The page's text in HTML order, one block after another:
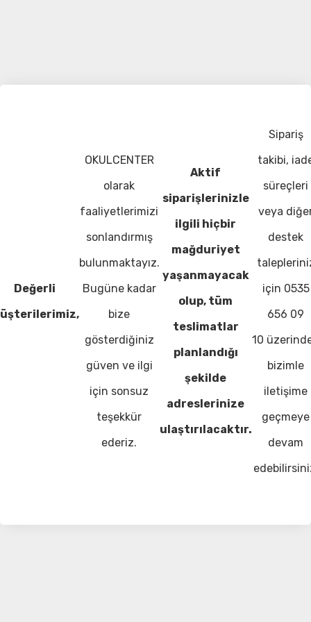
Değerli
OKULCENTER
olarak
faaliyetlerimizi
sonlandırmış
bulunmaktayız.
Bugüne kadar
bize
gösterdiğiniz
güven ve ilgi
için sonsuz
teşekkür
ederiz.
Aktif
siparişlerinizle
ilgili hiçbir
mağduriyet
yaşanmayacak
olup, tüm
teslimatlar
planlandığı
şekilde
adreslerinize
ulaştırılacaktır.
Sipariş
takibi,
süreçleri
veya
destek
için 0535
656 09
10
bizimle
iletişime
geçmeye
devam